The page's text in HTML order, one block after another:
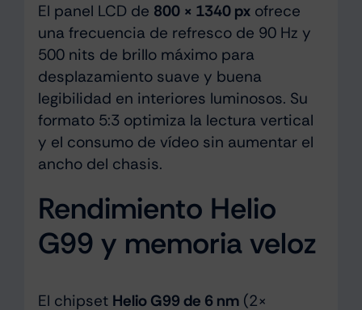
El panel LCD de 800 × 1340 pxofrece
una frecuencia de refresco de 90 Hz y
500 nits de brillo máximo para
desplazamiento suave y buena
legibilidad en interiores luminosos. Su
formato 5:3 optimiza la lectura vertical
y el consumo de vídeo sin aumentar el
ancho del chasis.
Rendimiento Helio
G99 y memoria veloz
El chipset Helio G99 de 6 nm(2×